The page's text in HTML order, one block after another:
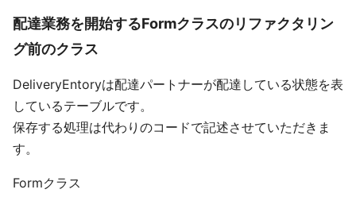
配達業務を開始するFormクラスのリファクタリン
グ前のクラス
DeliveryEntoryは配達パートナーが配達している状態を表
しているテーブルです。
保存する処理は代わりのコードで記述させていただきま
す。
Formクラス